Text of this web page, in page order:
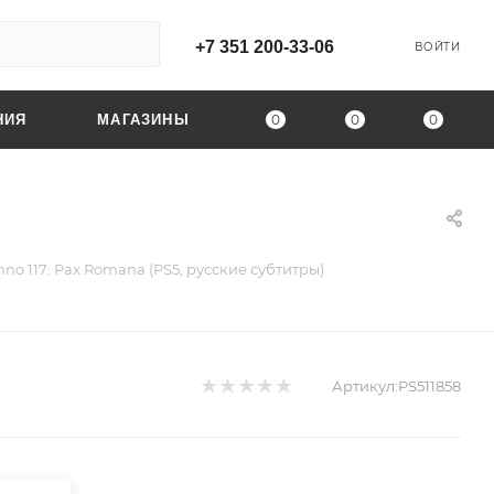
+7 351 200-33-06 ВОЙТИ
0 0 0
МАГАЗИНЫ
117: Pax Romana (PS5, русские субтитры)
Артикул:PS511858